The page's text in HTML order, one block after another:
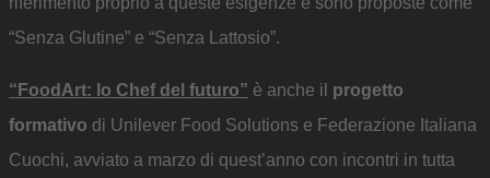
“Senza Glutine” e “Senza Lattosio”.
“FoodArt: lo Chef del futuro” è anche il progetto
formativo di Unilever Food Solutions e Federazione Italiana
Cuochi, avviato a marzo di quest’anno con incontri in tutta